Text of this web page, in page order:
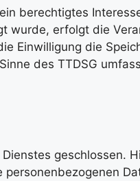
berechtigtes
wurde, erfolgt die
Einwilligung die
des TTDSG
geschlossen.